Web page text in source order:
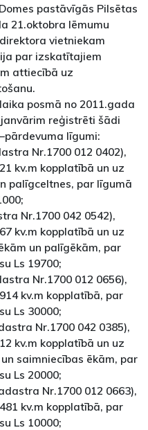
pastāvīgās Pilsētas
21.oktobra lēmumu
vietniekam
par izskatītajiem
attiecībā uz
posmā no 2011.gada
reģistrēti šādi
līgumi:
Nr.1700 012 0402),
kv.m kopplatībā un uz
palīgceltnes, par līgumā
Nr.1700 042 0542),
kv.m kopplatībā un uz
un palīgēkām, par
Ls 19700;
Nr.1700 012 0656),
kv.m kopplatībā, par
Ls 30000;
Nr.1700 042 0385),
kv.m kopplatībā un uz
saimniecības ēkām, par
Ls 20000;
Nr.1700 012 0663),
kv.m kopplatībā, par
Ls 10000;